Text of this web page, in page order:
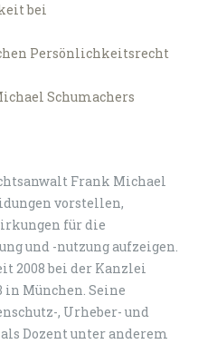
bei
Persönlichkeitsrecht
Schumachers
Frank Michael
vorstellen,
für die
und -nutzung aufzeigen.
2008 bei der Kanzlei
in München. Seine
, Urheber- und
Dozent unter anderem